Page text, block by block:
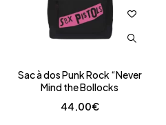
Sac à dos Punk Rock “Never
Mind the Bollocks
44,00€